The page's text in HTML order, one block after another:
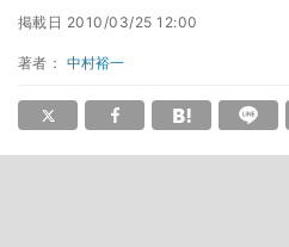
掲載日 2010/03/25 12:00
著者： 中村裕一